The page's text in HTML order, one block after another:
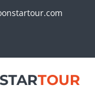
TOUR